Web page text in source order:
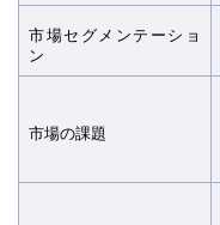
市場セグメンテーショ
ン
市場の課題